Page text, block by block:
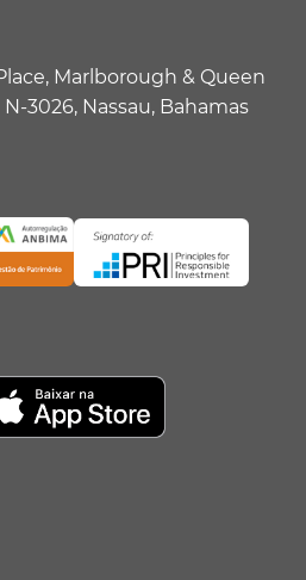
Marlborough & Queen
N-3026, Nassau, Bahamas